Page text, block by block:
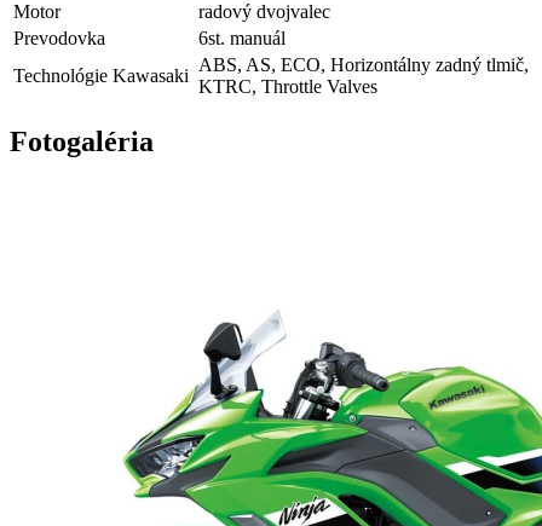
Motor
radový dvojvalec
Prevodovka
6st. manuál
Technológie Kawasaki
ABS, AS, ECO, Horizontálny zadný tlmič,
KTRC, Throttle Valves
Fotogaléria